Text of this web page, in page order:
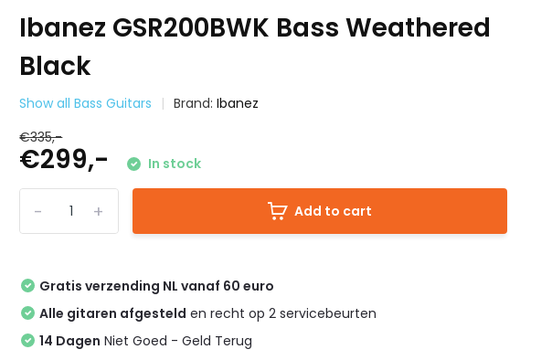
Ibanez GSR200BWK Bass Weathered
Black
Show all Bass Guitars Brand:Ibanez
€335,-
€299,- In stock
+
- Add to cart
Gratis verzending NL vanaf 60 euro
Alle gitaren afgesteld en recht op 2 servicebeurten
14 Dagen Niet Goed - Geld Terug